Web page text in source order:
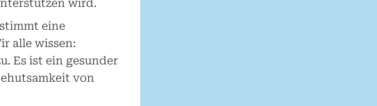
wird.
eine
alle wissen:
Es ist ein gesunder
von